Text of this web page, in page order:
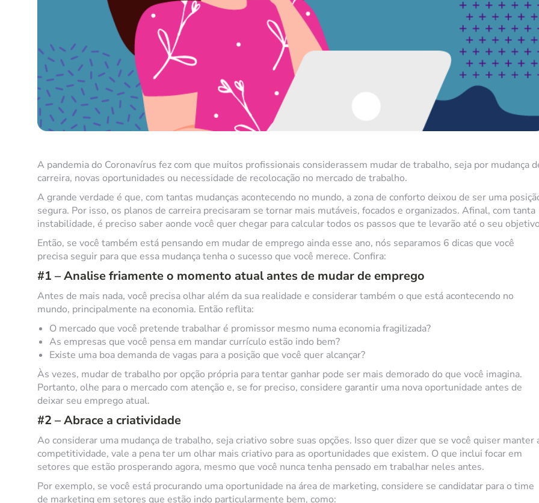
A pandemia do Coronavírus fez com que muitos profissionais considerassem mudar de trabalho, seja por mudança
carreira, novas oportunidades ou necessidade de recolocação no mercado de trabalho.
A grande verdade é que, com tantas mudanças acontecendo no mundo, a zona de conforto deixou de ser uma
segura. Por isso, os planos de carreira precisaram se tornar mais mutáveis, focados e organizados. Afinal, com tanta
instabilidade, é preciso saber aonde você quer chegar para calcular todos os passos que te levarão até o seu
Então, se você também está pensando em mudar de emprego ainda esse ano, nós separamos 6 dicas que você
precisa seguir para que essa mudança tenha o sucesso que você merece. Confira:
#1 – Analise friamente o momento atual antes de mudar de emprego
Antes de mais nada, você precisa olhar além da sua realidade e considerar também o que está acontecendo no
mundo, principalmente na economia. Então reflita:
O mercado que você pretende trabalhar é promissor mesmo numa economia fragilizada?
As empresas que você pensa em mandar currículo estão indo bem?
Existe uma boa demanda de vagas para a posição que você quer alcançar?
Às vezes, mudar de trabalho por opção própria para tentar ganhar pode ser mais demorado do que você imagina.
Portanto, olhe para o mercado com atenção e, se for preciso, considere garantir uma nova oportunidade antes de
deixar seu emprego atual.
#2 – Abrace a criatividade
Ao considerar uma mudança de trabalho, seja criativo sobre suas opções. Isso quer dizer que se você quiser manter
competitividade, vale a pena ter um olhar mais criativo para as oportunidades que existem. O que inclui focar em
setores que estão prosperando agora, mesmo que você nunca tenha pensado em trabalhar neles antes.
Por exemplo, se você está procurando uma oportunidade na área de marketing, considere se candidatar para o time
de marketing em setores que estão indo particularmente bem, como: